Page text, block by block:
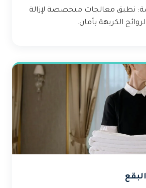
نطبق معالجات متخصصة لإزالة
الكريهة بأمان.